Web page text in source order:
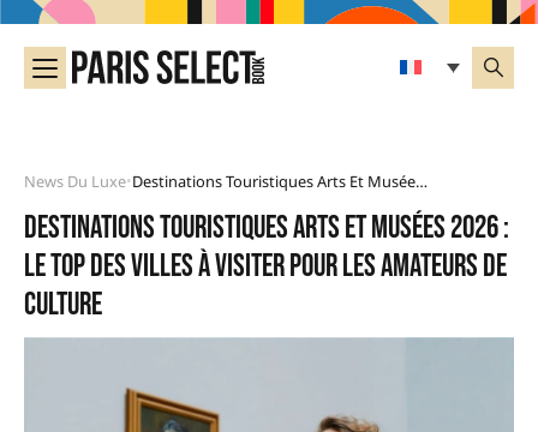
News Du Luxe• Destinations Touristiques Arts Et Musées 2026 : Le Top Des Villes À Visiter Pour Les Amateurs De Culture
Destinations touristiques arts et musées 2026 :
le top des villes à visiter pour les amateurs de
culture